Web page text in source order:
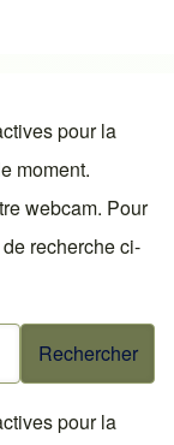
pour la
moment.
webcam. Pour
recherche ci-
pour la